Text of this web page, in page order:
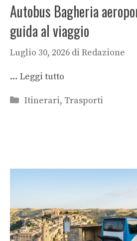
Autobus Bagheria
guida al viaggio
Luglio 30, 2026 di Redazione
… Leggi tutto
Categorie
Itinerari, Trasporti